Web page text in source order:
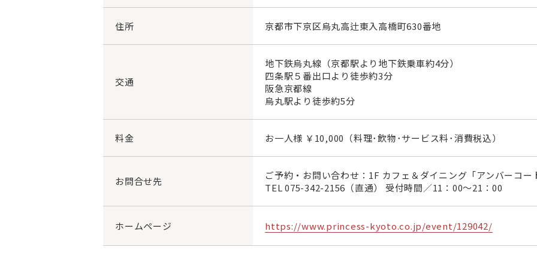
住所 京都市下京区烏丸高辻東入高橋町630番地
交通
地下鉄烏丸線（京都駅より地下鉄乗車約4分）
四条駅５番出口より徒歩約3分
阪急京都線
烏丸駅より徒歩約5分
料金 お一人様 ￥10,000（料理･飲物･サービス料･消費税込）
お問合せ先
ご予約・お問い合わせ：1F カフェ＆ダイニング「アンバーコー
TEL075-342-2156 （直通） 受付時間／11：00～21：00
ホームページ https://www.princess-kyoto.co.jp/event/129042/